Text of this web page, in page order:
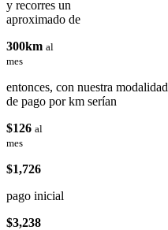
y recorres un
aproximado de
300km al
mes
entonces, con nuestra modalidad
de pago por km serían
$126 al
mes
$1,726
pago inicial
$3,238